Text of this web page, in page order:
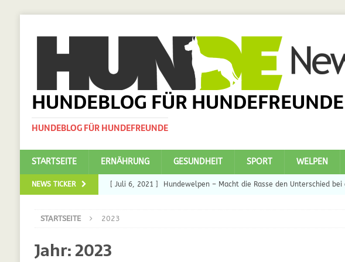
HUNDEBLOG FÜR HUNDEFREUNDE
HUNDEBLOG FÜR HUNDEFREUNDE
STARTSEITE ERNÄHRUNG GESUNDHEIT SPORT WELPEN
NEWS TICKER [ Juli 6, 2021 ] Hundewelpen – Macht die Rasse den Unterschied
[ März 30, 2021 ]
STARTSEITE 2023
Jahr:2023